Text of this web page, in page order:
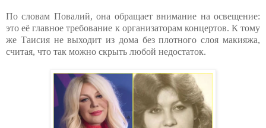
По словам Повалий, она обращает внимание на освещение:
это её главное требование к организаторам концертов. К тому
же Таисия не выходит из дома без плотного слоя макияжа,
считая, что так можно скрыть любой недостаток.